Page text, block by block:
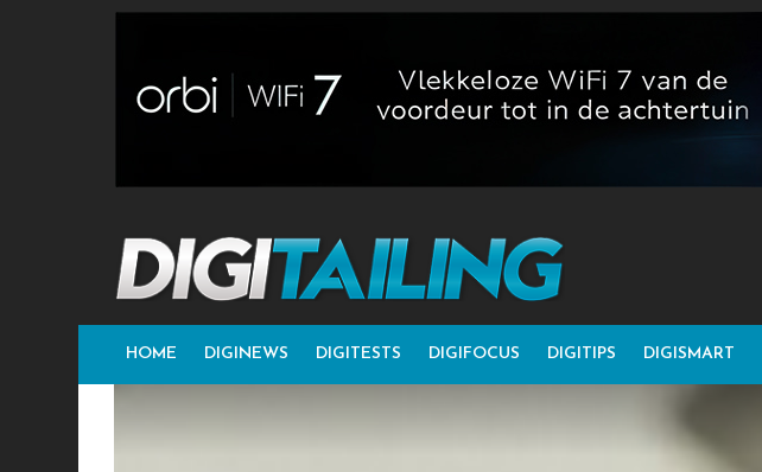
HOME DIGINEWS DIGITESTS DIGIFOCUS DIGITIPS DIGISMART